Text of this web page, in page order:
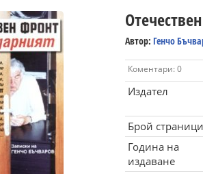
Автор: Генчо
Коментари: 0
Издател
Брой страници
Година на
издаване